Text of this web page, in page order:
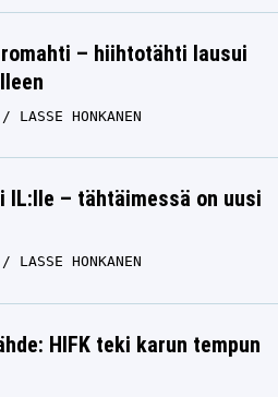
– hiihtotähti lausui
LASSE HONKANEN
IL:lle – tähtäimessä on uusi
LASSE HONKANEN
HIFK teki karun tempun